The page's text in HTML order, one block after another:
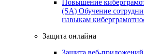
Повышение
(SA) Обучение
навыкам
Защита онлайна
Защита веб-